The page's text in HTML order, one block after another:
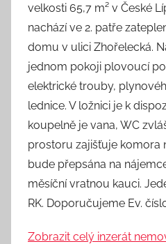
velkosti 65,7 m² v České
nachází ve 2. patře
domu v ulici Zhořelecká.
jednom pokoji plovoucí
elektrické trouby,
lednice. V ložnici je k
koupelně je vana, WC
prostoru zajišťuje komora
bude přepsána na
měsíční vratnou kauci.
RK. Doporučujeme Ev.
Zobrazit celý inzerát